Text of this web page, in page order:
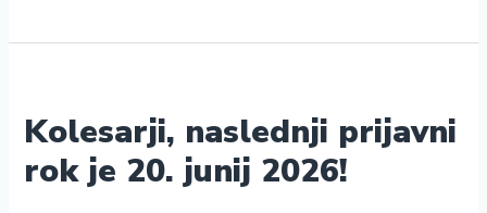
ENERVIT
Kolesarji, naslednji prijavni
rok je 20. junij 2026!